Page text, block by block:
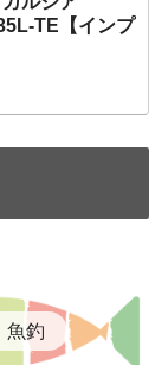
TE【インプ
魚釣